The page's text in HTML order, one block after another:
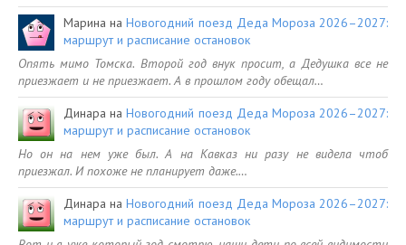
Марина наНовогодний поезд Деда Мороза 2026–2027:
маршрут и расписание остановок
Опять мимо Томска. Второй год внук просит, а Дедушка все не
приезжает и не приезжает. А в прошлом году обещал…
Динара наНовогодний поезд Деда Мороза 2026–2027:
маршрут и расписание остановок
Но он на нем уже был. А на Кавказ ни разу не видела чтоб
приезжал. И похоже не планирует даже.…
Динара наНовогодний поезд Деда Мороза 2026–2027:
маршрут и расписание остановок